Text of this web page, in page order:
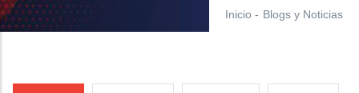
Inicio - Blogs y Noticias